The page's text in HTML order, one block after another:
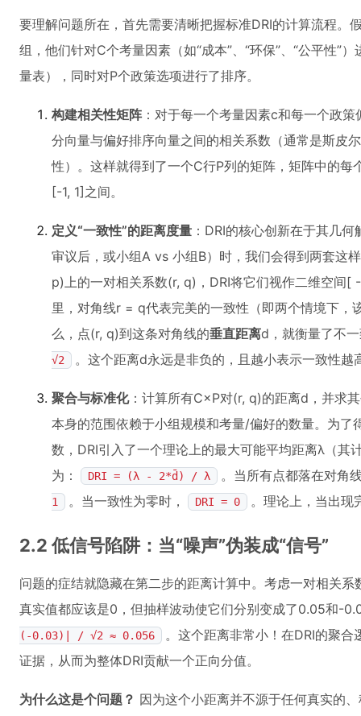
要理解问题所在，首先需要清晰把握标准DRI的计算流程。
组，他们针对C个考量因素（如“成本”、“环保”、“公平性”
量表），同时对P个政策选项进行了排序。
构建相关性矩阵：对于每一个考量因素c和每一个政
分向量与偏好排序向量之间的相关系数（通常是斯皮
性）。这样就得到了一个C行P列的矩阵，矩阵中的
[-1, 1]之间。
定义“一致性”的距离度量 ：DRI的核心创新在于其几
审议后，或小组A vs 小组B）时，我们会得到两套这
p)上的一对相关系数(r, q)，DRI将它们视作二维空间[
里，对角线r = q代表完美的一致性（即两个情境下，
么，点(r, q)到这条对角线的垂直距离d，就衡量了不
√2 。这个距离d永远是非负的，且越小表示一致性越
聚合与标准化：计算所有C×P对(r, q)的距离d，并求
本身的范围依赖于小组规模和考量/偏好的数量。为了
数，DRI引入了一个理论上的最大可能平均距离λ（其
为：
DRI = (λ - 2*d̄) / λ 。当所有点都落在对角
1 。当一致性为零时， DRI = 0 。理论上，当出现
2.2 低信号陷阱：当“噪声”伪装成“信号”
问题的症结就隐藏在第二步的距离计算中。考虑一对相关
真实值都应该是0，但抽样波动使它们分别变成了0.05和-
(-0.03)| / √2 ≈ 0.056
。这个距离非常小！在DRI的聚合
证据，从而为整体DRI贡献一个正向分值。
为什么这是个问题？ 因为这个小距离并不源于任何真实的